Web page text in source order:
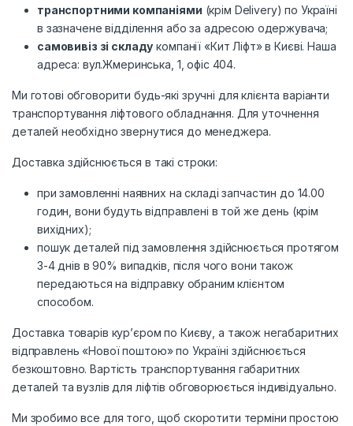
транспортними компаніями (крім Delivery) по Україні
в зазначене відділення або за адресою одержувача;
самовивіз зі складу компанії «Кит Ліфт» в Києві. Наша
адреса: вул.Жмеринська, 1, офіс 404.
Ми готові обговорити будь-які зручні для клієнта варіанти
транспортування ліфтового обладнання. Для уточнення
деталей необхідно звернутися до менеджера.
Доставка здійснюється в такі строки:
при замовленні наявних на складі запчастин до 14.00
годин, вони будуть відправлені в той же день (крім
вихідних);
пошук деталей під замовлення здійснюється протягом
3-4 днів в 90% випадків, після чого вони також
передаються на відправку обраним клієнтом
способом.
Доставка товарів кур’єром по Києву, а також негабаритних
відправлень «Нової поштою» по Україні здійснюється
безкоштовно. Вартість транспортування габаритних
деталей та вузлів для ліфтів обговорюється індивідуально.
Ми зробимо все для того, щоб скоротити терміни простою